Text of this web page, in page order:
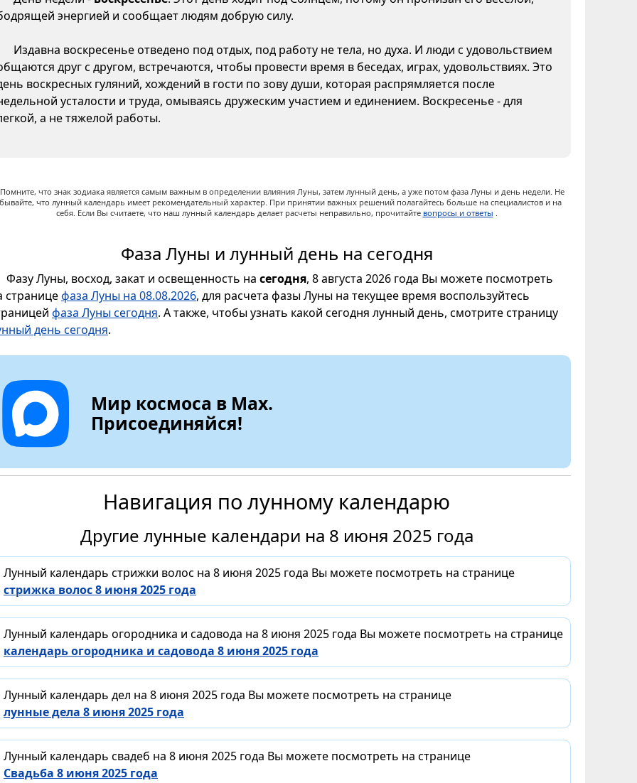
энергией и сообщает людям добрую силу.
Издавна воскресенье отведено под отдых, под работу не тела, но духа. И люди с удовольствием
друг с другом, встречаются, чтобы провести время в беседах, играх, удовольствиях. Это
воскресных гуляний, хождений в гости по зову души, которая распрямляется после
усталости и труда, омываясь дружеским участием и единением. Воскресенье - для
а не тяжелой работы.
Помните, что знак зодиака является самым важным в определении влияния Луны, затем лунный день, а уже потом фаза Луны и день недели. Не
что лунный календарь имеет рекомендательный характер. При принятии важных решений полагайтесь больше на специалистов и на
себя. Если Вы считаете, что наш лунный календарь делает расчеты неправильно, прочитайте вопросы и ответы .
Фаза Луны и лунный день на сегодня
Фазу Луны, восход, закат и освещенность на сегодня, 8 августа 2026 года Вы можете посмотреть
страницефаза Луны на 08.08.2026, для расчета фазы Луны на текущее время воспользуйтесь
фаза Луны сегодня. А также, чтобы узнать какой сегодня лунный день, смотрите страницу
день сегодня.
Мир космоса в Max.
Присоединяйся!
Навигация по лунному календарю
Другие лунные календари на 8 июня 2025 года
Лунный календарь стрижки волос на 8 июня 2025 года Вы можете посмотреть на странице
стрижка волос 8 июня 2025 года
Лунный календарь огородника и садовода на 8 июня 2025 года Вы можете посмотреть на странице
календарь огородника и садовода 8 июня 2025 года
Лунный календарь дел на 8 июня 2025 года Вы можете посмотреть на странице
лунные дела 8 июня 2025 года
Лунный календарь свадеб на 8 июня 2025 года Вы можете посмотреть на странице
Свадьба 8 июня 2025 года